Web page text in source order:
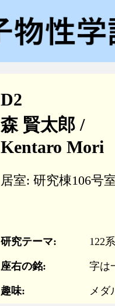
D2
森 賢太郎 /
Kentaro Mori
居室: 研究棟106号
研究テーマ: 122
座右の銘: 字は
趣味: メダ